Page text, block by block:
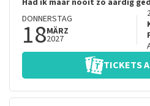
Had ik maar nooit zo aardig
DONNERSTAG
18MÄRZ
2027
TICKETS